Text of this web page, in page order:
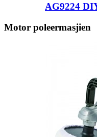
AG9224
Motor poleermasjien